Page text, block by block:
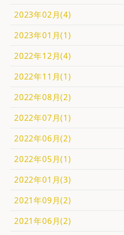
2023年02月(4)
2023年01月(1)
2022年12月(4)
2022年11月(1)
2022年08月(2)
2022年07月(1)
2022年06月(2)
2022年05月(1)
2022年01月(3)
2021年09月(2)
2021年06月(2)